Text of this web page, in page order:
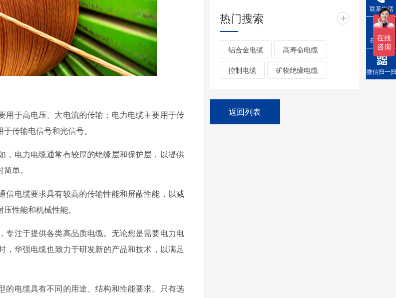
用于高电压、大电流的传输；电力电缆主要用于传
传输电信号和光信号。
电力电缆通常有较厚的绝缘层和保护层，以提供
单。
电缆要求具有较高的传输性能和屏蔽性能，以减
性能和机械性能。
注于提供各类高品质电缆。无论您是需要电力电
华强电缆也致力于研发新的产品和技术，以满足
电缆具有不同的用途、结构和性能要求。只有选
热门搜索 +
铝合金电缆 高寿命电缆
控制电缆 矿物绝缘电缆
返回列表
联系电话
在线询价
微信扫一扫